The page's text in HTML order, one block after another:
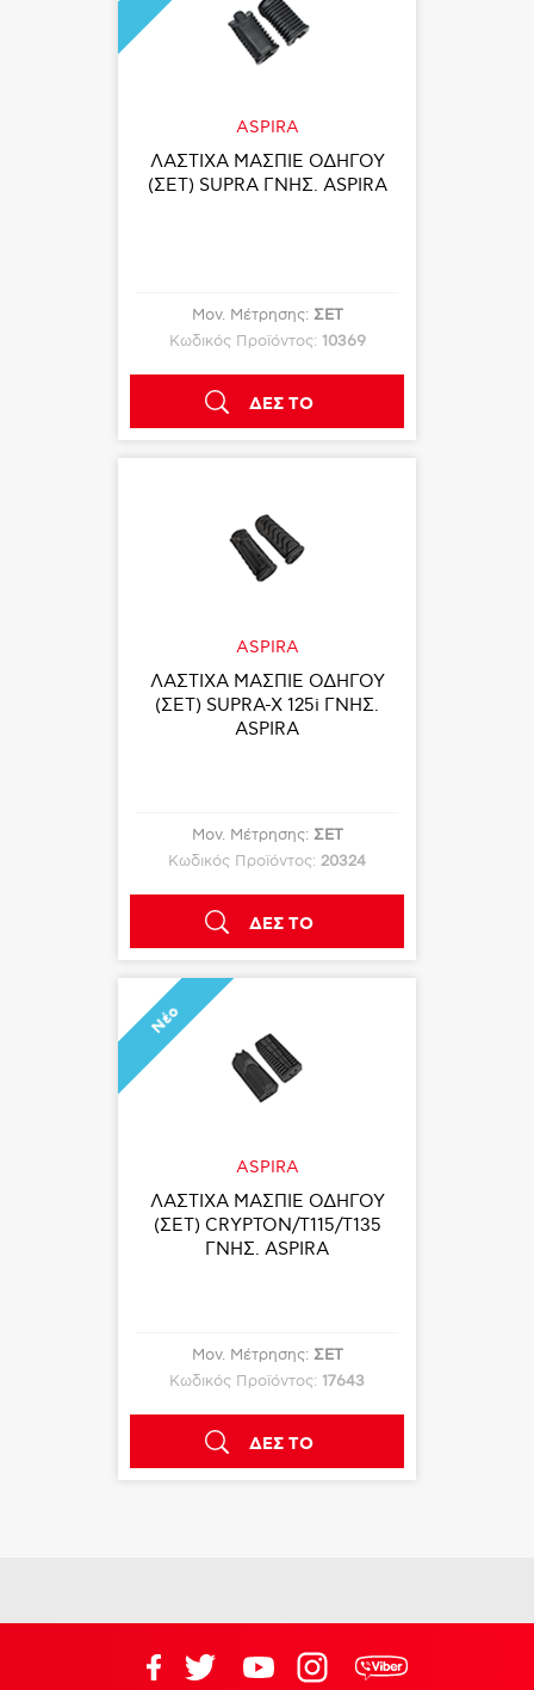
ASPIRA
ΛΑΣΤΙΧΑ ΜΑΣΠΙΕ ΟΔΗΓΟΥ
(ΣΕΤ) SUPRA ΓΝΗΣ. ASPIRA
Μον. Μέτρησης: ΣΕΤ
Κωδικός Προϊόντος: 10369
ΔΕΣ ΤΟ
ASPIRA
ΛΑΣΤΙΧΑ ΜΑΣΠΙΕ ΟΔΗΓΟΥ
(ΣΕΤ) SUPRA-X 125i ΓΝΗΣ.
ASPIRA
Μον. Μέτρησης: ΣΕΤ
Κωδικός Προϊόντος: 20324
ΔΕΣ ΤΟ
Νέο
ASPIRA
ΛΑΣΤΙΧΑ ΜΑΣΠΙΕ ΟΔΗΓΟΥ
(ΣΕΤ) CRYPTON/T115/T135
ΓΝΗΣ. ASPIRA
Μον. Μέτρησης: ΣΕΤ
Κωδικός Προϊόντος: 17643
ΔΕΣ ΤΟ